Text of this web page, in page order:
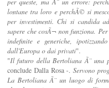
lontane tra loro e perchÃ© si
per investimenti. Chi si candida
sapere che cosÃ¬ non funziona.
indefinite e generiche,
dall'Europa o dai privati".
"Il futuro della Bertoliana Ã¨
conclude Dalla Rosa -. Servono
La Bertoliana Ã¨ un luogo di